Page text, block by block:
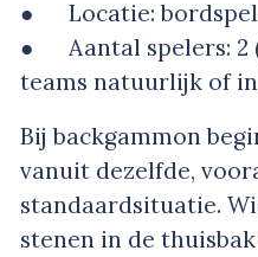
● Locatie: bordspel
● Aantal spelers: 2
teams natuurlijk of
Bij backgammon
vanuit dezelfde,
standaardsituatie.
stenen in de